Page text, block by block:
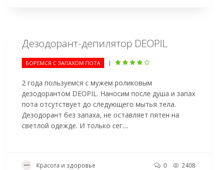
Дезодорант-депилятор DEOPIL
БОРЕМСЯ С ЗАПАХОМ ПОТА |
2 года пользуемся с мужем роликовым
дезодорантом DEOPIL. Наносим после душа и запах
пота отсутствует до следующего мытья тела.
Дезодорант без запаха, не оставляет пятен на
светлой одежде. И только сег....
Красота и здоровье 0 2408